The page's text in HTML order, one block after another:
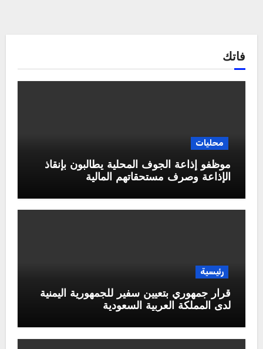
فاتك
محليات
موظفو إذاعة الجوف المحلية يطالبون بإنقاذ
الإذاعة وصرف مستحقاتهم المالية
رئيسية
قرار جمهوري بتعيين سفير للجمهورية اليمنية
لدى المملكة العربية السعودية